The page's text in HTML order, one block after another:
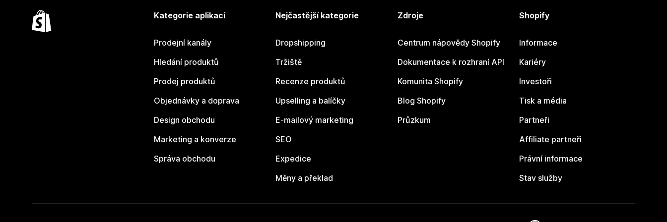
Kategorie aplikací
Prodejní kanály
Hledání produktů
Prodej produktů
Objednávky a doprava
Design obchodu
Marketing a konverze
Správa obchodu
Nejčastější kategorie
Dropshipping
Tržiště
Recenze produktů
Upselling a balíčky
E-mailový marketing
SEO
Expedice
Měny a překlad
Zdroje
Centrum nápovědy Shopify
Dokumentace k rozhraní API
Komunita Shopify
Blog Shopify
Průzkum
Shopify
Informace
Kariéry
Investoři
Tisk a média
Partneři
Affiliate partneři
Právní informace
Stav služby